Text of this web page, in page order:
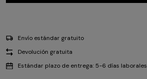
Envío estándar gratuito
Devolución gratuita
Estándar plazo de entrega: 5-6 días laborales